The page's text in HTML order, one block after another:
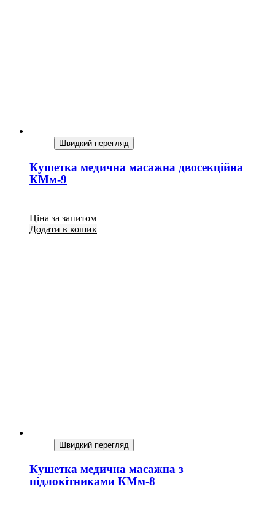
Швидкий перегляд
Кушетка медична масажна двосекційна
КМм-9
Ціна за запитом
Додати в кошик
Швидкий перегляд
Кушетка медична масажна з
підлокітниками КМм-8